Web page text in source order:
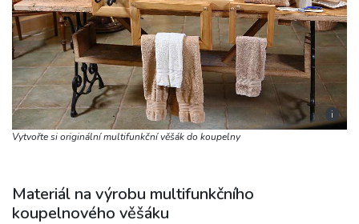
i
Vytvořte si originální multifunkční věšák do koupelny
Materiál na výrobu multifunkčního
koupelnového věšáku